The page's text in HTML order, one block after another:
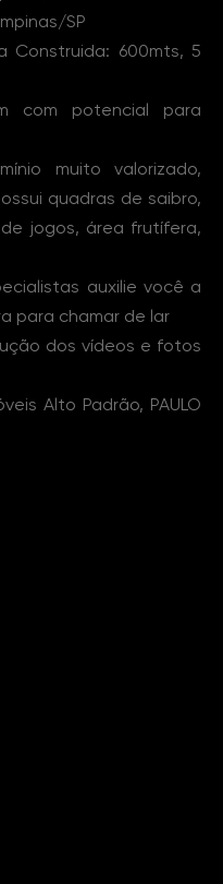
SP
Construida: 600mts, 5
com potencial para
muito valorizado,
quadras de saibro,
jogos, área frutífera,
auxilie você a
para chamar de lar
dos vídeos e fotos
Alto Padrão, PAULO